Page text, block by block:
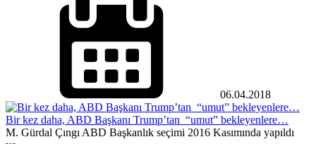
06.04.2018
Bir kez daha, ABD Başkanı Trump’tan “umut” bekleyenlere…
M. Gürdal Çıngı ABD Başkanlık seçimi 2016 Kasımında yapıldı